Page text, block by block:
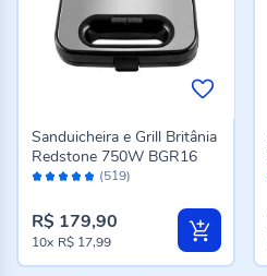
Avaliação: (519)
Sanduicheira e Grill Britânia
Redstone 750W BGR16
R$ 179,90
10x R$ 17,99